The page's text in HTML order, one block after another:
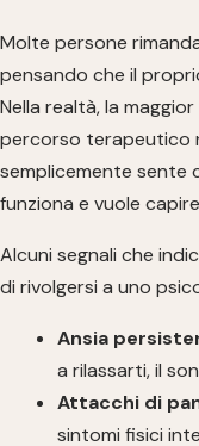
Molte persone
pensando che il
Nella realtà, la
percorso terapeutico
semplicemente sente
funziona e vuole
Alcuni segnali che
di rivolgersi a uno
Ansia
a rilassarti, il
Attacchi di
sintomi fisici